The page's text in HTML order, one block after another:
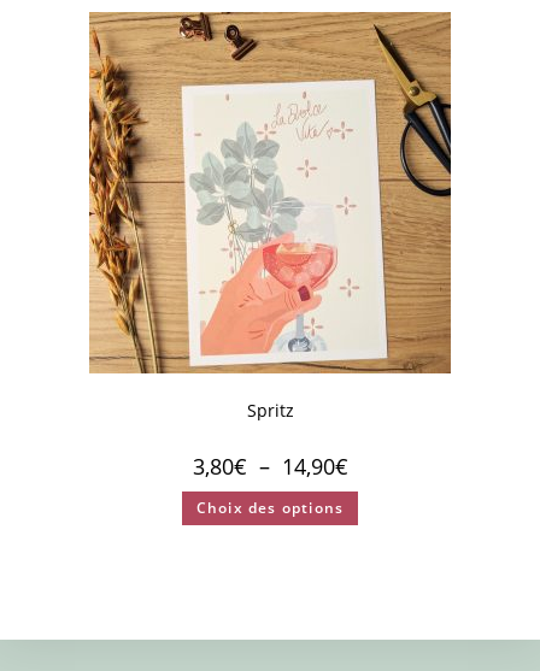
Spritz
3,80€ – 14,90€
Choix des options